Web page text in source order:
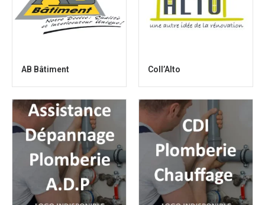
AB Bâtiment Coll’Alto